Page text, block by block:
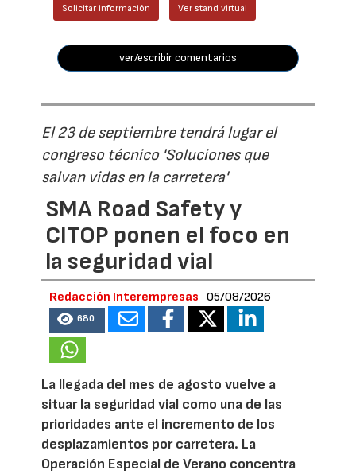
Solicitar información Ver stand virtual
ver/escribir comentarios
El 23 de septiembre tendrá lugar el
congreso técnico 'Soluciones que
salvan vidas en la carretera'
SMA Road Safety y
CITOP ponen el foco en
la seguridad vial
Redacción Interempresas 05/08/2026
680
La llegada del mes de agosto vuelve a
situar la seguridad vial como una de las
prioridades ante el incremento de los
desplazamientos por carretera. La
Operación Especial de Verano concentra